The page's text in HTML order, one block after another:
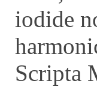
iodide
Scripta